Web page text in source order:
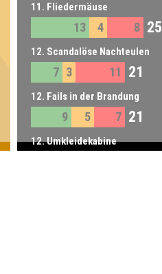
11. Fliedermäuse
13 4 8 25
12. Scandalöse Nachteulen
7 3 11 21
12. Fails in der Brandung
9 5 7 21
12. Umkleidekabine